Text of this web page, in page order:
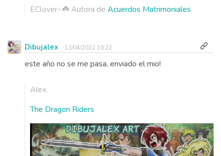
EClover~☘️ Autora de Acuerdos Matrimoniales
Dibujalex 13/04/2022 10:22
este año no se me pasa, enviado el mio!
Alex.
The Dragon Riders